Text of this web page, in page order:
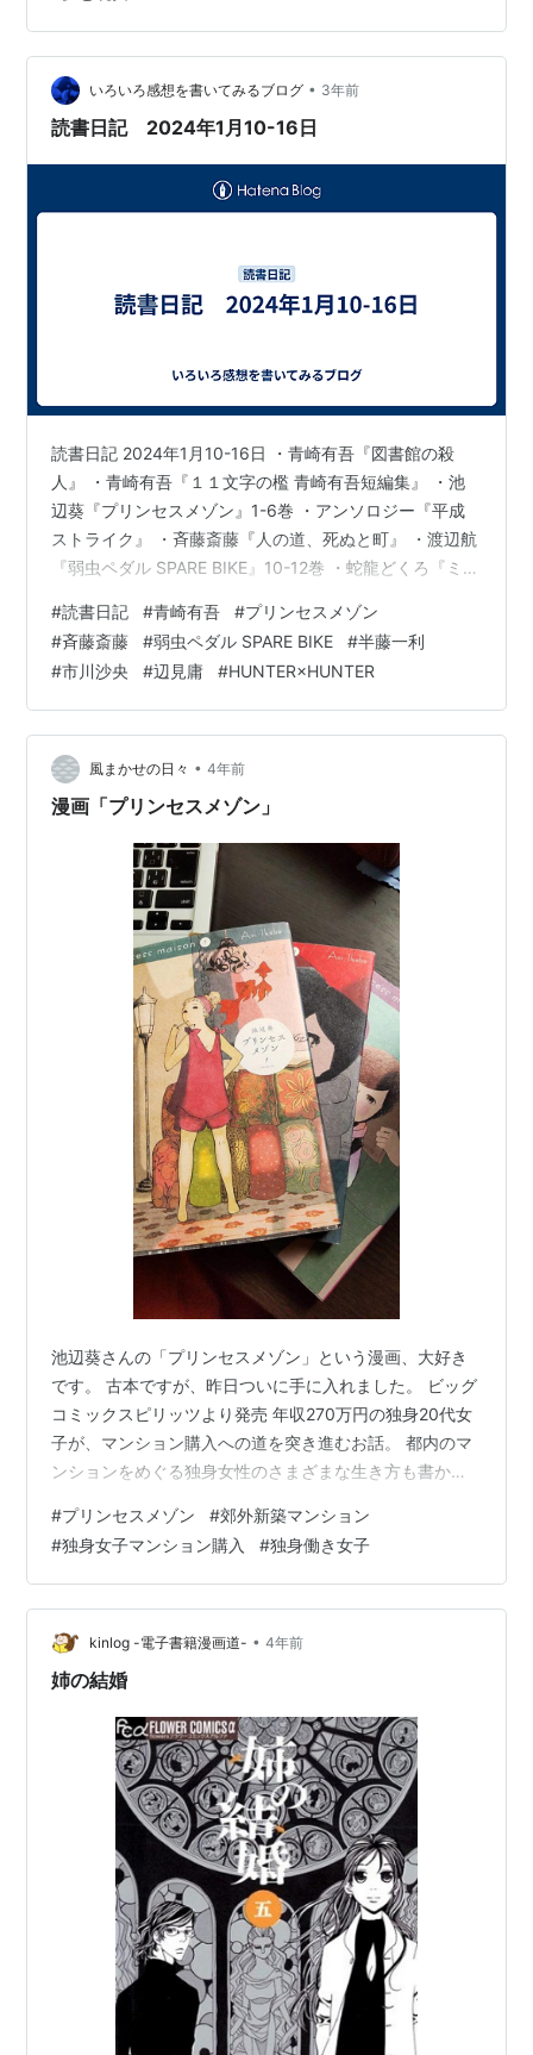
映画のシーンみたいに たくさんの “間” があって、 想像
が膨らむ そして、出てくる人 みんなが それぞれ 孤独を
抱えながら、 自分の居心地…
いろいろ感想を書いてみるブログ • 3年前
読書日記 2024年1月10-16日
読書日記 2024年1月10-16日 ・青崎有吾『図書館の殺
人』 ・青崎有吾『１１文字の檻 青崎有吾短編集』 ・池
辺葵『プリンセスメゾン』1-6巻 ・アンソロジー『平成
ストライク』 ・斉藤斎藤『人の道、死ぬと町』 ・渡辺航
『弱虫ペダル SPARE BIKE』10-12巻 ・蛇龍どくろ『ミホ
『歴史と人生』 ・ライリー・ハート『ボーイフレンドを
きわめてみれば』 ・市川沙央『ハンチバック』 ・辺見庸
『月』 ・冨樫義博『HUNTERxHUNTER』1-16巻 以下コ
メント・ネタバレあり
#読書日記 #青崎有吾 #プリンセスメゾン
#斉藤斎藤 #弱虫ペダル SPARE BIKE #半藤一利
#市川沙央 #辺見庸 #HUNTER×HUNTER
風まかせの日々 • 4年前
漫画「プリンセスメゾン」
池辺葵さんの「プリンセスメゾン」という漫画、大好き
です。 古本ですが、昨日ついに手に入れました。 ビッグ
コミックスピリッツより発売 年収270万円の独身20代女
子が、マンション購入への道を突き進むお話。 都内のマ
ンションをめぐる独身女性のさまざまな生き方も書かれ
ョン市場しか調べたことがなかったのですが、ふと、こ
の漫画を読んでいて、「新築コンパクトタイプならどの
エリアが予算内なのだろう」と思い、スーモで調べてみ
ました。 すると職場まで１時間前後かかりますが、見事
通勤圏内で、予算内の新築マンションがあることを知り
ました。 し、しんちく。。。 これ…
#プリンセスメゾン #郊外新築マンション
#独身女子マンション購入 #独身働き女子
kinlog -電子書籍漫画道- • 4年前
姉の結婚